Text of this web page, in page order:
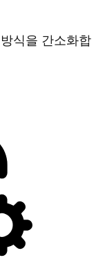
식을 간소화합